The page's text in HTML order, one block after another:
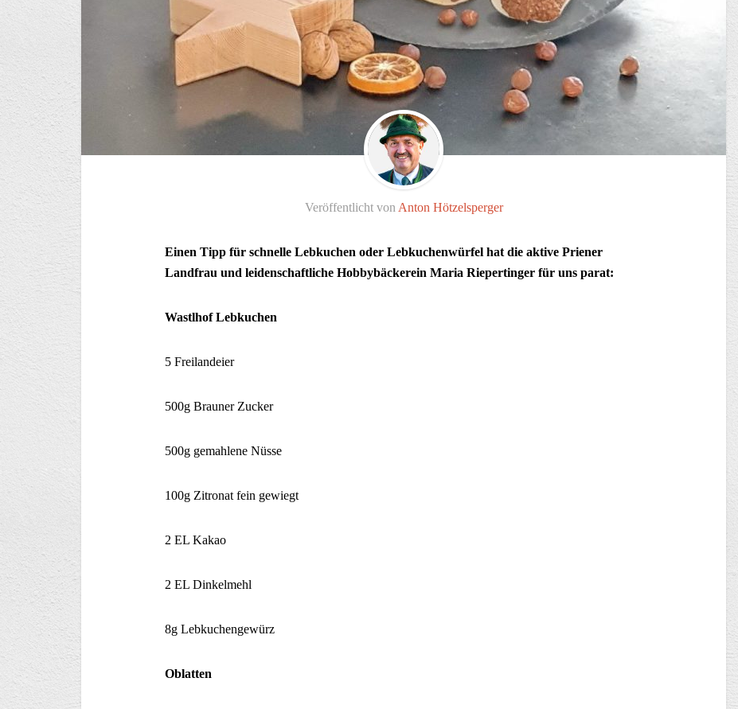
Veröffentlicht von Anton Hötzelsperger
Einen Tipp für schnelle Lebkuchen oder Lebkuchenwürfel hat die aktive Priener
Landfrau und leidenschaftliche Hobbybäckerein Maria Riepertinger für uns parat:
Wastlhof Lebkuchen
5 Freilandeier
500g Brauner Zucker
500g gemahlene Nüsse
100g Zitronat fein gewiegt
2 EL Kakao
2 EL Dinkelmehl
8g Lebkuchengewürz
Oblatten